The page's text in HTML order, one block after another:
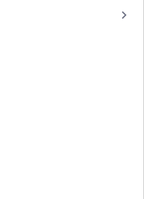
keyboard_arrow_right